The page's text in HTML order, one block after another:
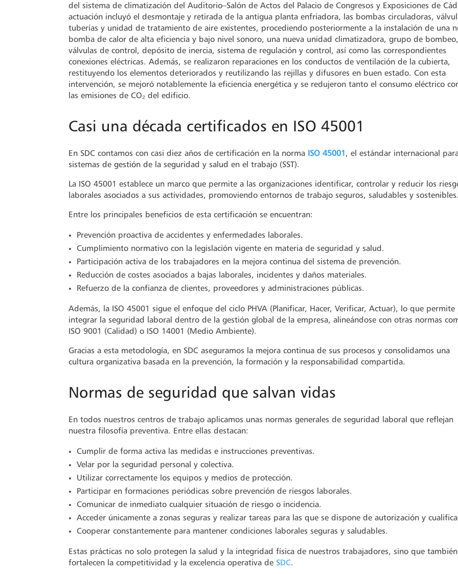
del sistema de climatización del Auditorio–Salón de Actos del Palacio de Congresos y Exposiciones de
actuación incluyó el desmontaje y retirada de la antigua planta enfriadora, las bombas circuladoras,
tuberías y unidad de tratamiento de aire existentes, procediendo posteriormente a la instalación de una
bomba de calor de alta eficiencia y bajo nivel sonoro, una nueva unidad climatizadora, grupo de bombeo,
válvulas de control, depósito de inercia, sistema de regulación y control, así como las correspondientes
conexiones eléctricas. Además, se realizaron reparaciones en los conductos de ventilación de la cubierta,
restituyendo los elementos deteriorados y reutilizando las rejillas y difusores en buen estado. Con esta
intervención, se mejoró notablemente la eficiencia energética y se redujeron tanto el consumo eléctrico
las emisiones de CO₂ del edificio.
Casi una década certificados en ISO 45001
En SDC contamos con casi diez años de certificación en la norma ISO 45001, el estándar internacional
sistemas de gestión de la seguridad y salud en el trabajo (SST).
La ISO 45001 establece un marco que permite a las organizaciones identificar, controlar y reducir los
laborales asociados a sus actividades, promoviendo entornos de trabajo seguros, saludables y sostenibles.
Entre los principales beneficios de esta certificación se encuentran:
Prevención proactiva de accidentes y enfermedades laborales.
Cumplimiento normativo con la legislación vigente en materia de seguridad y salud.
Participación activa de los trabajadores en la mejora continua del sistema de prevención.
Reducción de costes asociados a bajas laborales, incidentes y daños materiales.
Refuerzo de la confianza de clientes, proveedores y administraciones públicas.
Además, la ISO 45001 sigue el enfoque del ciclo PHVA (Planificar, Hacer, Verificar, Actuar), lo que permite
integrar la seguridad laboral dentro de la gestión global de la empresa, alineándose con otras normas
ISO 9001 (Calidad) o ISO 14001 (Medio Ambiente).
Gracias a esta metodología, en SDC aseguramos la mejora continua de sus procesos y consolidamos una
cultura organizativa basada en la prevención, la formación y la responsabilidad compartida.
Normas de seguridad que salvan vidas
En todos nuestros centros de trabajo aplicamos unas normas generales de seguridad laboral que reflejan
nuestra filosofía preventiva. Entre ellas destacan:
Cumplir de forma activa las medidas e instrucciones preventivas.
Velar por la seguridad personal y colectiva.
Utilizar correctamente los equipos y medios de protección.
Participar en formaciones periódicas sobre prevención de riesgos laborales.
Comunicar de inmediato cualquier situación de riesgo o incidencia.
Acceder únicamente a zonas seguras y realizar tareas para las que se dispone de autorización y
Cooperar constantemente para mantener condiciones laborales seguras y saludables.
Estas prácticas no solo protegen la salud y la integridad física de nuestros trabajadores, sino que también
fortalecen la competitividad y la excelencia operativa de SDC.